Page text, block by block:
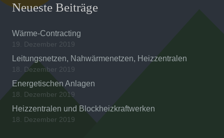
Neueste Beiträge
Wärme-Contracting
19. Dezember 2019
Leitungsnetzen, Nahwärmenetzen, Heizzentralen
18. Dezember 2019
Energetischen Anlagen
18. Dezember 2019
Heizzentralen und Blockheizkraftwerken
18. Dezember 2019